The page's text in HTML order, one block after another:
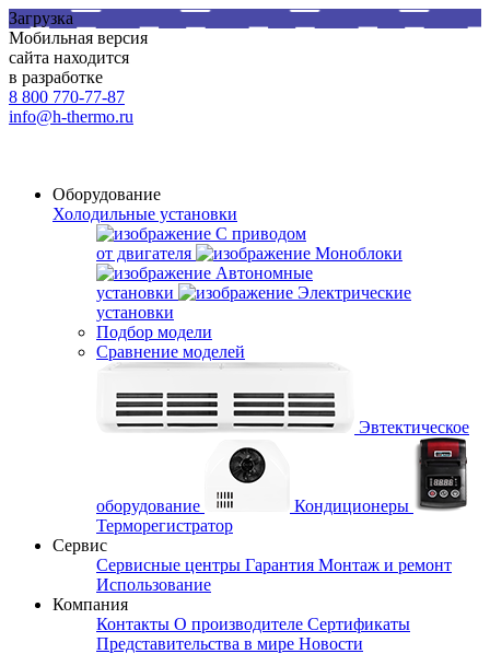
Загрузка
Мобильная версия
сайта находится
в разработке
8 800 770-77-87
info@h-thermo.ru
Оборудование
Холодильные установки
С приводом
от двигателя
Моноблоки
Автономные
установки
Электрические
установки
Подбор модели
Сравнение моделей
Эвтектическое
оборудование
Кондиционеры
Терморегистратор
Сервис
Сервисные центры Гарантия Монтаж и ремонт
Использование
Компания
Контакты О производителе Сертификаты
Представительства в мире Новости